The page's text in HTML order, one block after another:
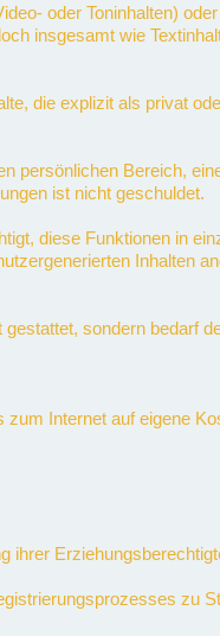
oder Toninhalten)
insgesamt wie
die explizit als privat
persönlichen Bereich,
ist nicht geschuldet.
diese Funktionen in
Inhalten
sondern bedarf
zum Internet auf eigene
ihrer
zu